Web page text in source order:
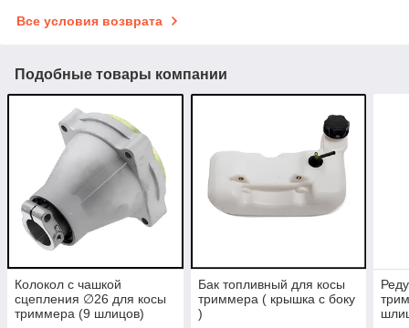
Все условия возврата
Подобные товары компании
Колокол с чашкой
сцепления ∅26 для косы
триммера (9 шлицов)
Бак топливный для косы
триммера ( крышка с боку
)